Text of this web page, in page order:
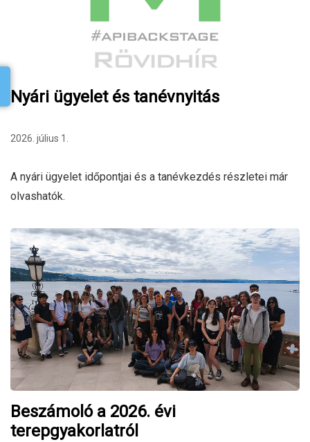
Nyári ügyelet és tanévnyitás
2026. július 1.
A nyári ügyelet időpontjai és a tanévkezdés részletei már
olvashatók.
Beszámoló a 2026. évi
terepgyakorlatról